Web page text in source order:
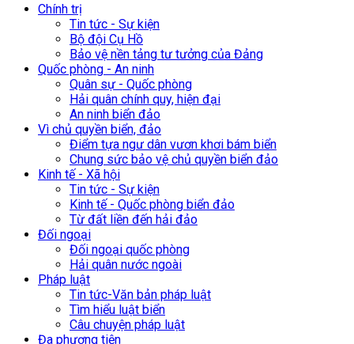
Chính trị
Tin tức - Sự kiện
Bộ đội Cụ Hồ
Bảo vệ nền tảng tư tưởng của Đảng
Quốc phòng - An ninh
Quân sự - Quốc phòng
Hải quân chính quy, hiện đại
An ninh biển đảo
Vì chủ quyền biển, đảo
Điểm tựa ngư dân vươn khơi bám biển
Chung sức bảo vệ chủ quyền biển đảo
Kinh tế - Xã hội
Tin tức - Sự kiện
Kinh tế - Quốc phòng biển đảo
Từ đất liền đến hải đảo
Đối ngoại
Đối ngoại quốc phòng
Hải quân nước ngoài
Pháp luật
Tin tức-Văn bản pháp luật
Tìm hiểu luật biển
Câu chuyện pháp luật
Đa phương tiện